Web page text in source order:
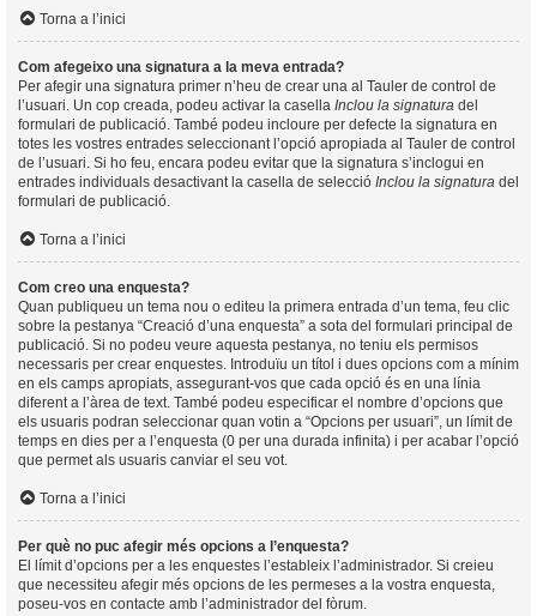
Torna a l’inici
Com afegeixo una signatura a la meva entrada?
Per afegir una signatura primer n’heu de crear una al Tauler de control de
l’usuari. Un cop creada, podeu activar la casella Inclou la signatura del
formulari de publicació. També podeu incloure per defecte la signatura en
totes les vostres entrades seleccionant l’opció apropiada al Tauler de control
de l’usuari. Si ho feu, encara podeu evitar que la signatura s’inclogui en
entrades individuals desactivant la casella de selecció Inclou la signatura del
formulari de publicació.
Torna a l’inici
Com creo una enquesta?
Quan publiqueu un tema nou o editeu la primera entrada d’un tema, feu clic
sobre la pestanya “Creació d’una enquesta” a sota del formulari principal de
publicació. Si no podeu veure aquesta pestanya, no teniu els permisos
necessaris per crear enquestes. Introduïu un títol i dues opcions com a mínim
en els camps apropiats, assegurant-vos que cada opció és en una línia
diferent a l’àrea de text. També podeu especificar el nombre d’opcions que
els usuaris podran seleccionar quan votin a “Opcions per usuari”, un límit de
temps en dies per a l’enquesta (0 per una durada infinita) i per acabar l’opció
que permet als usuaris canviar el seu vot.
Torna a l’inici
Per què no puc afegir més opcions a l’enquesta?
El límit d’opcions per a les enquestes l’estableix l’administrador. Si creieu
que necessiteu afegir més opcions de les permeses a la vostra enquesta,
poseu-vos en contacte amb l’administrador del fòrum.